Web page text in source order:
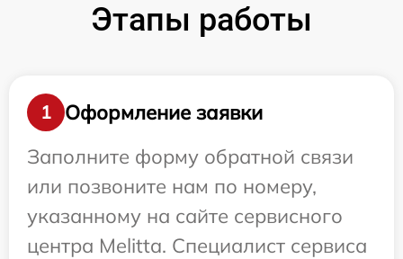
Этапы работы
1
Оформление заявки
Заполните форму обратной связи
или позвоните нам по номеру,
указанному на сайте сервисного
центра Melitta. Специалист сервиса